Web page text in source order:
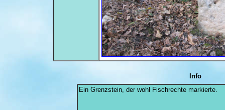
Info
Ein Grenzstein, der wohl Fischrechte markierte.